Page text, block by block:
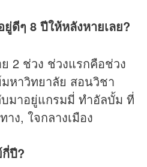
ดีๆ 8 ปีให้หลังหายเลย?
2 ช่วง ช่วงแรกคือช่วง
หาวิทยาลัย สอนวิชา
มาอยู่แกรมมี่ ทำอัลบั้ม ที่
าง, ใจกลางเมือง
กี่ปี?